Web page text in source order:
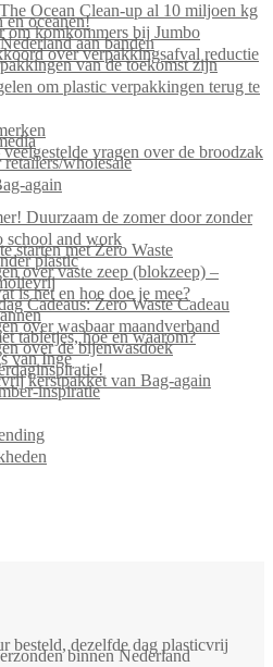
Ocean Clean-up al 10 miljoen kg
en oceanen!
om komkommers bij Jumbo
aan banden
over verpakkingsafval reductie
van de toekomst zijn
om plastic verpakkingen terug te
vragen over de broodzak
wholesale
again
Duurzaam de zomer door zonder
school and work
starten met Zero Waste
plastic
over vaste zeep (blokzeep) –
is het en hoe doe je mee?
Cadeaus: Zero Waste Cadeau
over wasbaar maandverband
tabletjes, hoe en waarom?
over de bijenwasdoek
van Inge
kerstpakket van Bag-again
inspiratie
besteld, dezelfde dag plasticvrij
binnen Nederland